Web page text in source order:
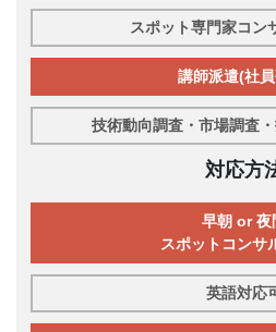
スポット専門家コン
講師派遣(社
技術動向調査・市場調査
対応方
早朝 or 夜
スポットコンサ
英語対応